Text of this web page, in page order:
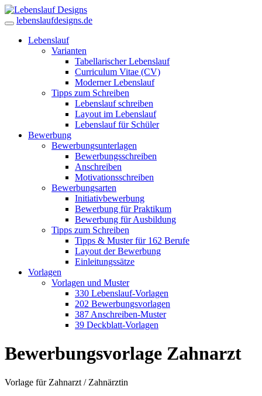
lebenslaufdesigns.de
Lebenslauf
Varianten
Tabellarischer Lebenslauf
Curriculum Vitae (CV)
Moderner Lebenslauf
Tipps zum Schreiben
Lebenslauf schreiben
Layout im Lebenslauf
Lebenslauf für Schüler
Bewerbung
Bewerbungsunterlagen
Bewerbungsschreiben
Anschreiben
Motivationsschreiben
Bewerbungsarten
Initiativbewerbung
Bewerbung für Praktikum
Bewerbung für Ausbildung
Tipps zum Schreiben
Tipps & Muster für 162 Berufe
Layout der Bewerbung
Einleitungssätze
Vorlagen
Vorlagen und Muster
330 Lebenslauf-Vorlagen
202 Bewerbungsvorlagen
387 Anschreiben-Muster
39 Deckblatt-Vorlagen
Bewerbungsvorlage Zahnarzt
Vorlage für Zahnarzt / Zahnärztin